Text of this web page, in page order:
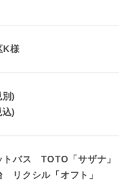
K様
別)
込)
トバス TOTO「サザナ」
リクシル「オフト」